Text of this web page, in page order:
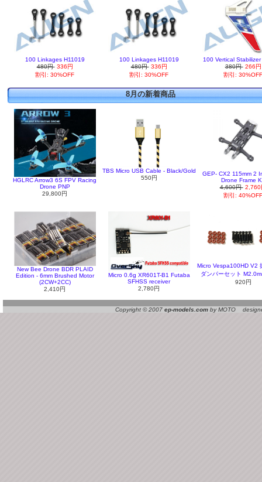
100 Linkages H11019
480円 336円
割引: 30%OFF
100 Linkages H11019
480円 336円
割引: 30%OFF
100 Vertical
380円 266円
割引:
8月の新着商品
HGLRC Arrow3 6S FPV Racing
Drone PNP
29,800円
TBS Micro USB Cable - Black/Gold
550円
GEP- CX2 115mm 2
Drone Frame
4,600円 2,760
割引:
New Bee Drone BDR PLAID
Edition - 6mm Brushed Motor
(2CW+2CC)
2,410円
Micro 0.6g XR601T-B1 Futaba
SFHSS receiver
2,780円
Micro Vespa100HD V2
ダンパーセット
920円
Copyright © 2007 ep-models.com by MOTO